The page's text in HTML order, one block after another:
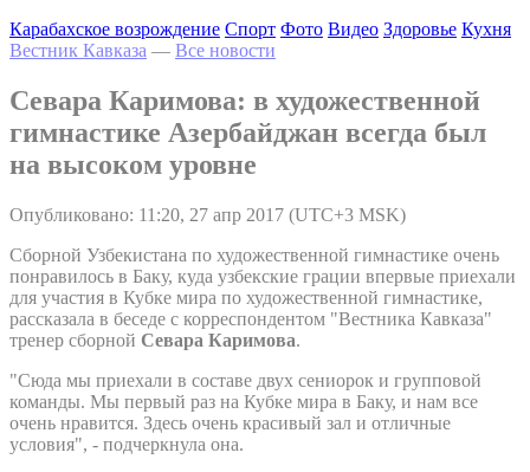
Карабахское возрождение Спорт Фото Видео Здоровье Кухня
Вестник Кавказа — Все новости
Севара Каримова: в художественной
гимнастике Азербайджан всегда был
на высоком уровне
Опубликовано: 11:20, 27 апр 2017 (UTC+3 MSK)
Сборной Узбекистана по художественной гимнастике очень
понравилось в Баку, куда узбекские грации впервые приехали
для участия в Кубке мира по художественной гимнастике,
рассказала в беседе с корреспондентом "Вестника Кавказа"
тренер сборной Севара Каримова.
"Сюда мы приехали в составе двух сениорок и групповой
команды. Мы первый раз на Кубке мира в Баку, и нам все
очень нравится. Здесь очень красивый зал и отличные
условия", - подчеркнула она.